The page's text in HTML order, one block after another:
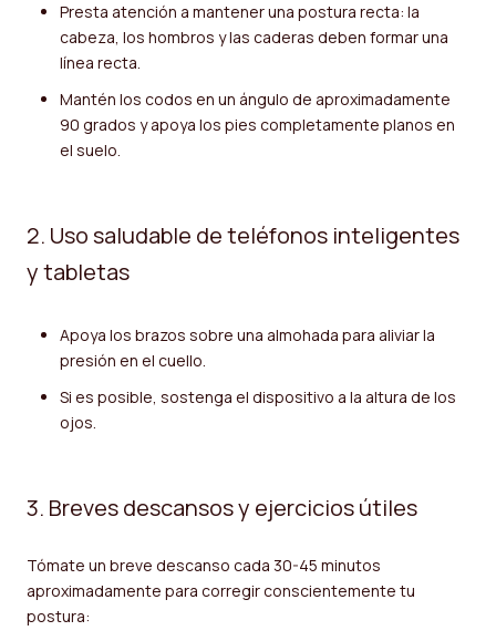
Presta atención a mantener una postura recta: la
cabeza, los hombros y las caderas deben formar una
línea recta.
Mantén los codos en un ángulo de aproximadamente
90 grados y apoya los pies completamente planos en
el suelo.
2. Uso saludable de teléfonos inteligentes
y tabletas
Apoya los brazos sobre una almohada para aliviar la
presión en el cuello.
Si es posible, sostenga el dispositivo a la altura de los
ojos.
3. Breves descansos y ejercicios útiles
Tómate un breve descanso cada 30-45 minutos
aproximadamente para corregir conscientemente tu
postura: